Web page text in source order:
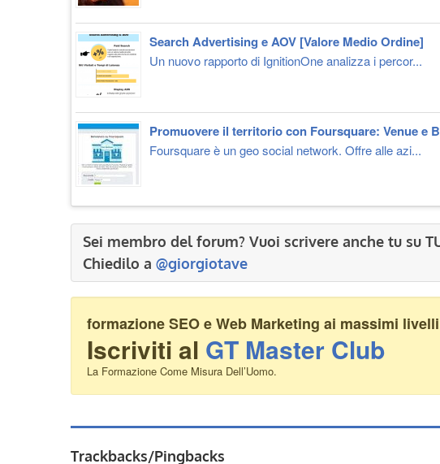
Search Advertising e AOV [Valore Medio Ordine]
Un nuovo rapporto di IgnitionOne analizza i percor...
Promuovere il territorio con Foursquare: Venue e
Foursquare è un geo social network. Offre alle azi...
Sei membro del forum? Vuoi scrivere anche tu su
Chiedilo a @giorgiotave
formazione SEO e Web Marketing ai massimi
Iscriviti al GT Master Club
La Formazione Come Misura Dell’Uomo.
Trackbacks/Pingbacks